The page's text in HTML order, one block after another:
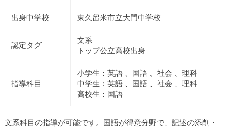
出身中学校 東久留米市立大門中学校
認定タグ
文系
トップ公立高校出身
指導科目
小学生：英語 、国語 、社会 、理科
中学生：英語 、国語 、社会 、理科
高校生：国語
文系科目の指導が可能です。国語が得意分野で、記述の添削・